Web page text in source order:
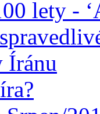
lety -
Íránu